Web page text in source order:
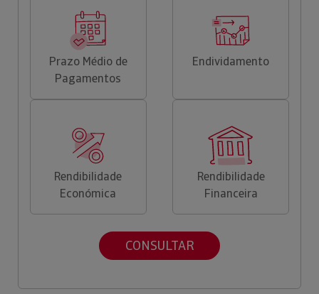
Prazo Médio de
Pagamentos
Endividamento
Rendibilidade
Económica
Rendibilidade
Financeira
CONSULTAR